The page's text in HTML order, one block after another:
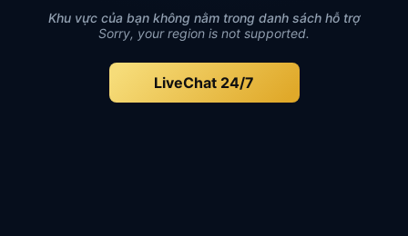
Khu vực của bạn không nằm trong danh sách hỗ trợ
Sorry, your region is not supported.
LiveChat 24/7